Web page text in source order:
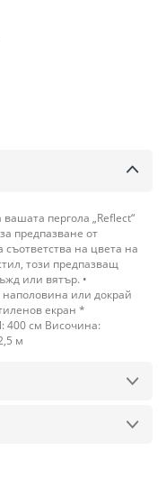
пергола „Reflect“
предпазване от
на цвета на
този предпазващ
или вятър. •
или докрай
екран *
400 см Височина:
м